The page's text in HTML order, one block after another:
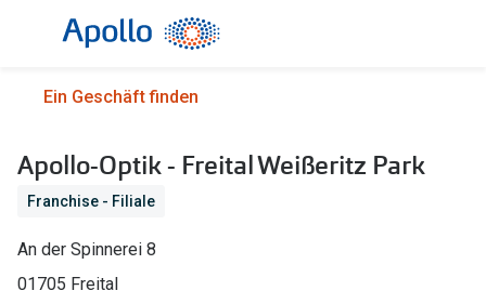
Alle Brillen
Herren
Kinder
Gleitsicht
Damen
Ein Geschäft finden
Apollo-Optik - Freital Weißeritz Park
Franchise - Filiale
An der Spinnerei 8
01705 Freital